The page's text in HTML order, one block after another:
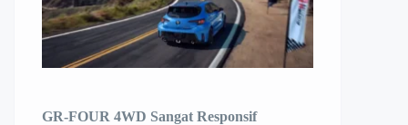
GR-FOUR 4WD Sangat Responsif